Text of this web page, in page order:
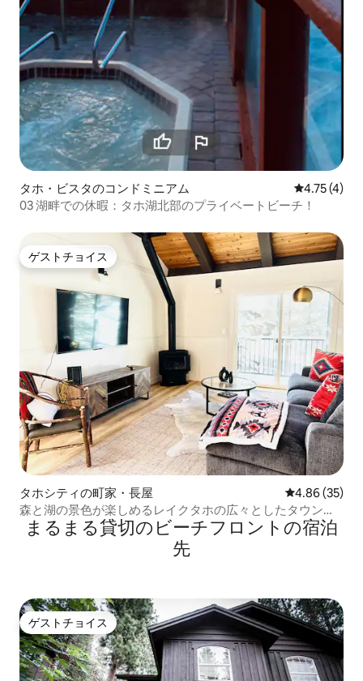
タホ・ビスタのコンドミニアム レビュー4
4.75 (4)
03 湖畔での休暇：タホ湖北部のプライベートビーチ！
ゲストチョイス
ゲストチョイス
タホシティの町家・長屋 レビュー35
4.86 (35)
森と湖の景色が楽しめるレイクタホの広々としたタウンハ
ウス
まるまる貸切のビーチフロントの宿泊
先
ゲストチョイス
ゲストチョイス